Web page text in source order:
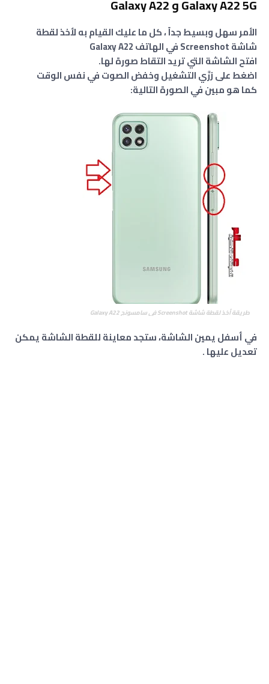
Galaxy A22 5G و Galaxy A22
الأمر سهل وبسيط جداً ، كل ما عليك القيام به لأخذ لقطة
شاشة Screenshot في الهاتف Galaxy A22
افتح الشاشة التي تريد التقاط صورة لها.
اضغط على زرَّي التشغيل وخفض الصوت في نفس الوقت
كما هو مبين في الصورة التالية:
طريقة أخذ لقطة شاشة Screenshot في سامسونج Galaxy A22
في أسفل يمين الشاشة، ستجد معاينة للقطة الشاشة يمكن
تعديل عليها .